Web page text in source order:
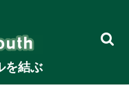
を結ぶ